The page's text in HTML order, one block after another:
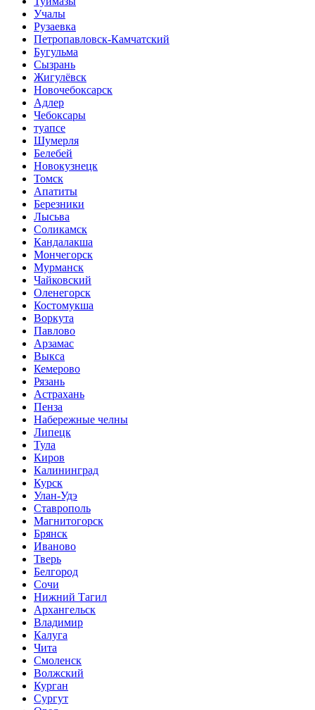
Учалы
Рузаевка
Петропавловск-Камчатский
Бугульма
Сызрань
Жигулёвск
Новочебоксарск
Адлер
Чебоксары
туапсе
Шумерля
Белебей
Новокузнецк
Томск
Апатиты
Березники
Лысьва
Соликамск
Кандалакша
Мончегорск
Мурманск
Чайковский
Оленегорск
Костомукша
Воркута
Павлово
Арзамас
Выкса
Кемерово
Рязань
Астрахань
Пенза
Набережные челны
Липецк
Тула
Киров
Калининград
Курск
Улан-Удэ
Ставрополь
Магнитогорск
Брянск
Иваново
Тверь
Белгород
Сочи
Нижний Тагил
Архангельск
Владимир
Калуга
Чита
Смоленск
Волжский
Курган
Сургут